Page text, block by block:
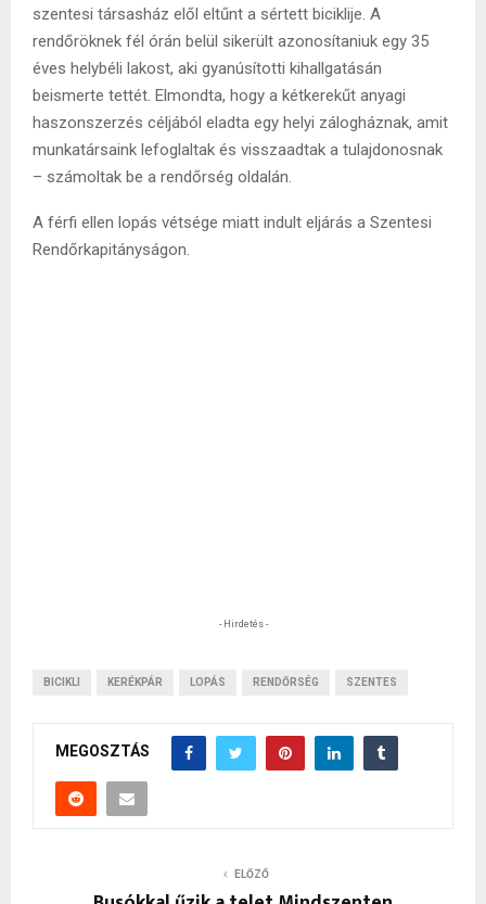
szentesi társasház elől eltűnt a sértett biciklije. A
rendőröknek fél órán belül sikerült azonosítaniuk egy 35
éves helybéli lakost, aki gyanúsítotti kihallgatásán
beismerte tettét. Elmondta, hogy a kétkerekűt anyagi
haszonszerzés céljából eladta egy helyi zálogháznak, amit
munkatársaink lefoglaltak és visszaadtak a tulajdonosnak
– számoltak be a rendőrség oldalán.
A férfi ellen lopás vétsége miatt indult eljárás a Szentesi
Rendőrkapitányságon.
- Hirdetés -
BICIKLI KERÉKPÁR LOPÁS RENDŐRSÉG SZENTES
MEGOSZTÁS
ELŐZŐ